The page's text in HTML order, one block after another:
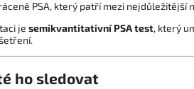
PSA, který patří mezi nejdůležitější
je semikvantitativní PSA test, který
ho sledovat